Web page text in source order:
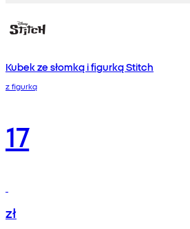
Kubek ze słomką i figurką Stitch
z figurką
17
zł